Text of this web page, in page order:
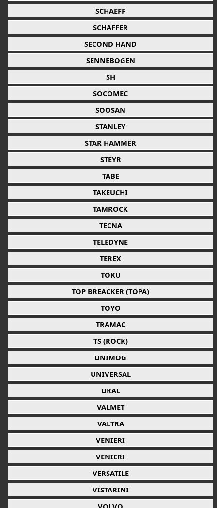
SCHAEFF
SCHAFFER
SECOND HAND
SENNEBOGEN
SH
SOCOMEC
SOOSAN
STANLEY
STAR HAMMER
STEYR
TABE
TAKEUCHI
TAMROCK
TECNA
TELEDYNE
TEREX
TOKU
TOP BREACKER (TOPA)
TOYO
TRAMAC
TS (ROCK)
UNIMOG
UNIVERSAL
URAL
VALMET
VALTRA
VENIERI
VENIERI
VERSATILE
VISTARINI